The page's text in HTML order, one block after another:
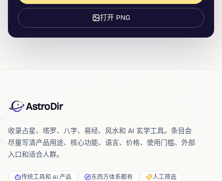
打开 PNG
AstroDir
收录占星、塔罗、八字、易经、风水和 AI 玄学工具。条目会
尽量写清产品用途、核心功能、语言、价格、使用门槛、外部
入口和适合人群。
传统工具和 AI 产品 东西方体系都有 人工筛选